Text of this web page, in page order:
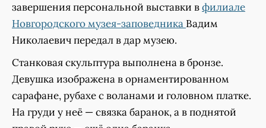
завершения персональной выставки вфилиале
Новгородского музея-заповедника Вадим
Николаевич передал в дар музею.
Станковая скульптура выполнена в бронзе.
Девушка изображена в орнаментированном
сарафане, рубахе с воланами и головном платке.
На груди у неё — связка баранок, а в поднятой